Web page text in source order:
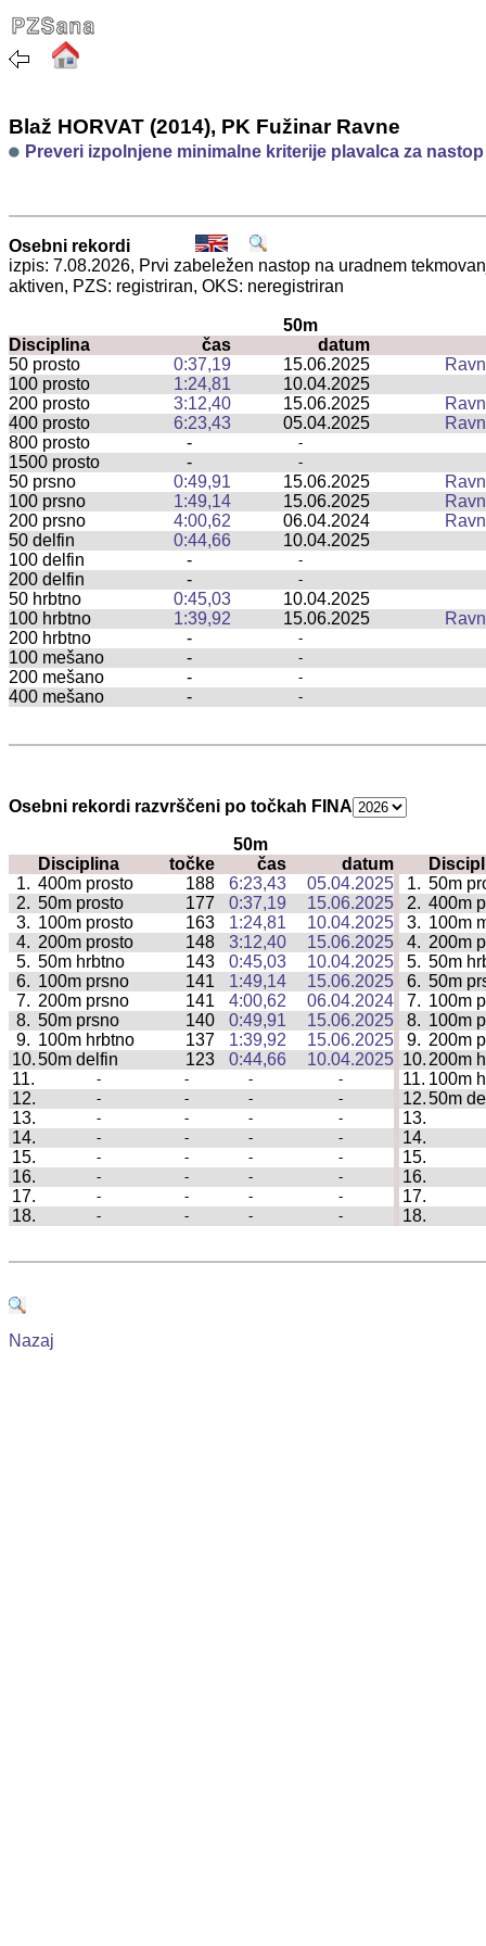
Blaž HORVAT (2014), PK Fužinar Ravne
Preveri izpolnjene minimalne kriterije plavalca za
Osebni rekordi
izpis: 7.08.2026, Prvi zabeležen nastop na uradnem
aktiven, PZS: registriran, OKS: neregistriran
50m
Disciplina
čas
datum
50 prosto
0:37,19 15.06.2025
100 prosto
1:24,81
10.04.2025
200 prosto
3:12,40 15.06.2025
400 prosto
6:23,43 05.04.2025
800 prosto
- -
1500 prosto - -
50 prsno 0:49,91 15.06.2025
100 prsno
1:49,14 15.06.2025
200 prsno
4:00,62 06.04.2024
50 delfin
0:44,66
10.04.2025
100 delfin
- -
200 delfin - -
50 hrbtno 0:45,03
10.04.2025
100 hrbtno
1:39,92 15.06.2025
200 hrbtno
- -
100 mešano - -
200 mešano - -
400 mešano - -
Osebni rekordi razvrščeni po točkah FINA
50m
Disciplina
točke čas datum
1. 400m prosto 188 6:23,43 05.04.2025 1. 50m
2. 50m prosto 177 0:37,19 15.06.2025 2. 400m
3. 100m prosto 163 1:24,81 10.04.2025 3. 100m
4. 200m prosto 148 3:12,40 15.06.2025 4. 200m
5. 50m hrbtno 143 0:45,03 10.04.2025 5. 50m
6. 100m prsno 141 1:49,14 15.06.2025 6. 50m
7. 200m prsno 141 4:00,62 06.04.2024 7. 100m
8. 50m prsno 140 0:49,91 15.06.2025 8. 100m
9. 100m hrbtno 137 1:39,92 15.06.2025 9. 200m
10.50m delfin 123 0:44,66 10.04.2025 10. 200m
11.
- - - - 11. 100m
12.
- - - - 12.50m
13.
- - - -
13.
14.
- - - -
14.
15.
- - - -
15.
16.
- - - -
16.
17.
- - - -
17.
18.
- - - - 18.
Nazaj